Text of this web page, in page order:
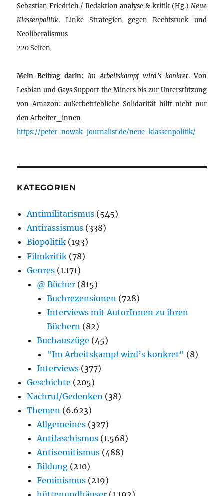
Sebastian Friedrich / Redaktion analyse & kritik (Hg.) Neue
Klassenpolitik. Linke Strategien gegen Rechtsruck und
Neoliberalismus
220 Seiten
Mein Beitrag darin: Im Arbeitskampf wird’s konkret. Von
Lesbian und Gays Support the Miners bis zur Unterstützung
von Amazon: außerbetriebliche Solidarität hilft nicht nur
den Arbeiter_innen
https://peter-nowak-journalist.de/neue-klassenpolitik/
KATEGORIEN
Antimilitarismus (545)
Antirassismus (338)
Biopolitik (193)
Filmkritik (78)
Genres (1.171)
@ Bücher (815)
Buchrezensionen (728)
Interviews mit AutorInnen zu ihren
Büchern (82)
Buchauszüge (45)
"Im Arbeitskampf wird’s konkret" (8)
Interviews (377)
Geschichte (205)
Nachruf/Gedenken (38)
Themen (6.623)
Allgemeines (327)
Antifaschismus (1.568)
Antisemitismus (488)
Bildung (210)
Feminismus (219)